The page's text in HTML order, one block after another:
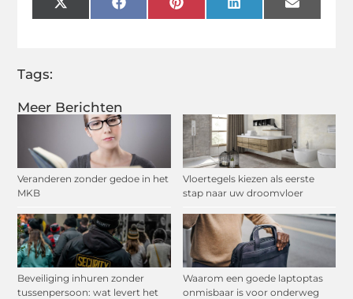
Meer Berichten
Veranderen zonder gedoe in het
MKB
Vloertegels kiezen als eerste
stap naar uw droomvloer
Beveiliging inhuren zonder
tussenpersoon: wat levert het
Waarom een goede laptoptas
onmisbaar is voor onderweg
X
(Twitter)
FacebookPinterestLinkedInEmail
Tags: